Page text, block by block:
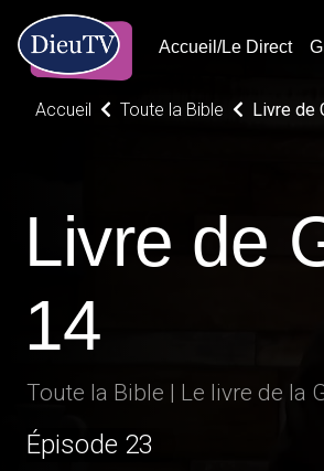
Accueil/Le Direct
Accueil Toute la Bible Livre de
Livre de
14
Toute la Bible | Le livre de la
Épisode 23